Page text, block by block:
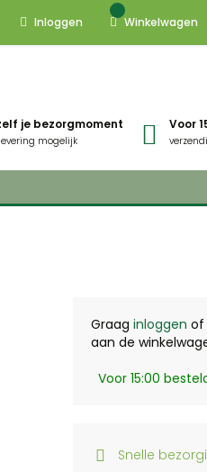
Inloggen Winkelwagen
je bezorgmoment
mogelijk
Voor
Graag inloggen of
aan de
Voor 15:00
Snelle